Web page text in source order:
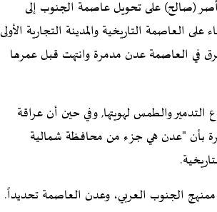
(صالح) على تحويل عاصمة الجنوب إلى
التاريخية والمدينة التجارية الأولى
في العاصمة عدن مدمرة وانتهت قبل عمرها
والطمس لهويتها, وفي حين أن عراقة
بأن "عدن هي جزء من محافظة شمالية
الجنوب العربي، وعدن العاصمة تحديداً.